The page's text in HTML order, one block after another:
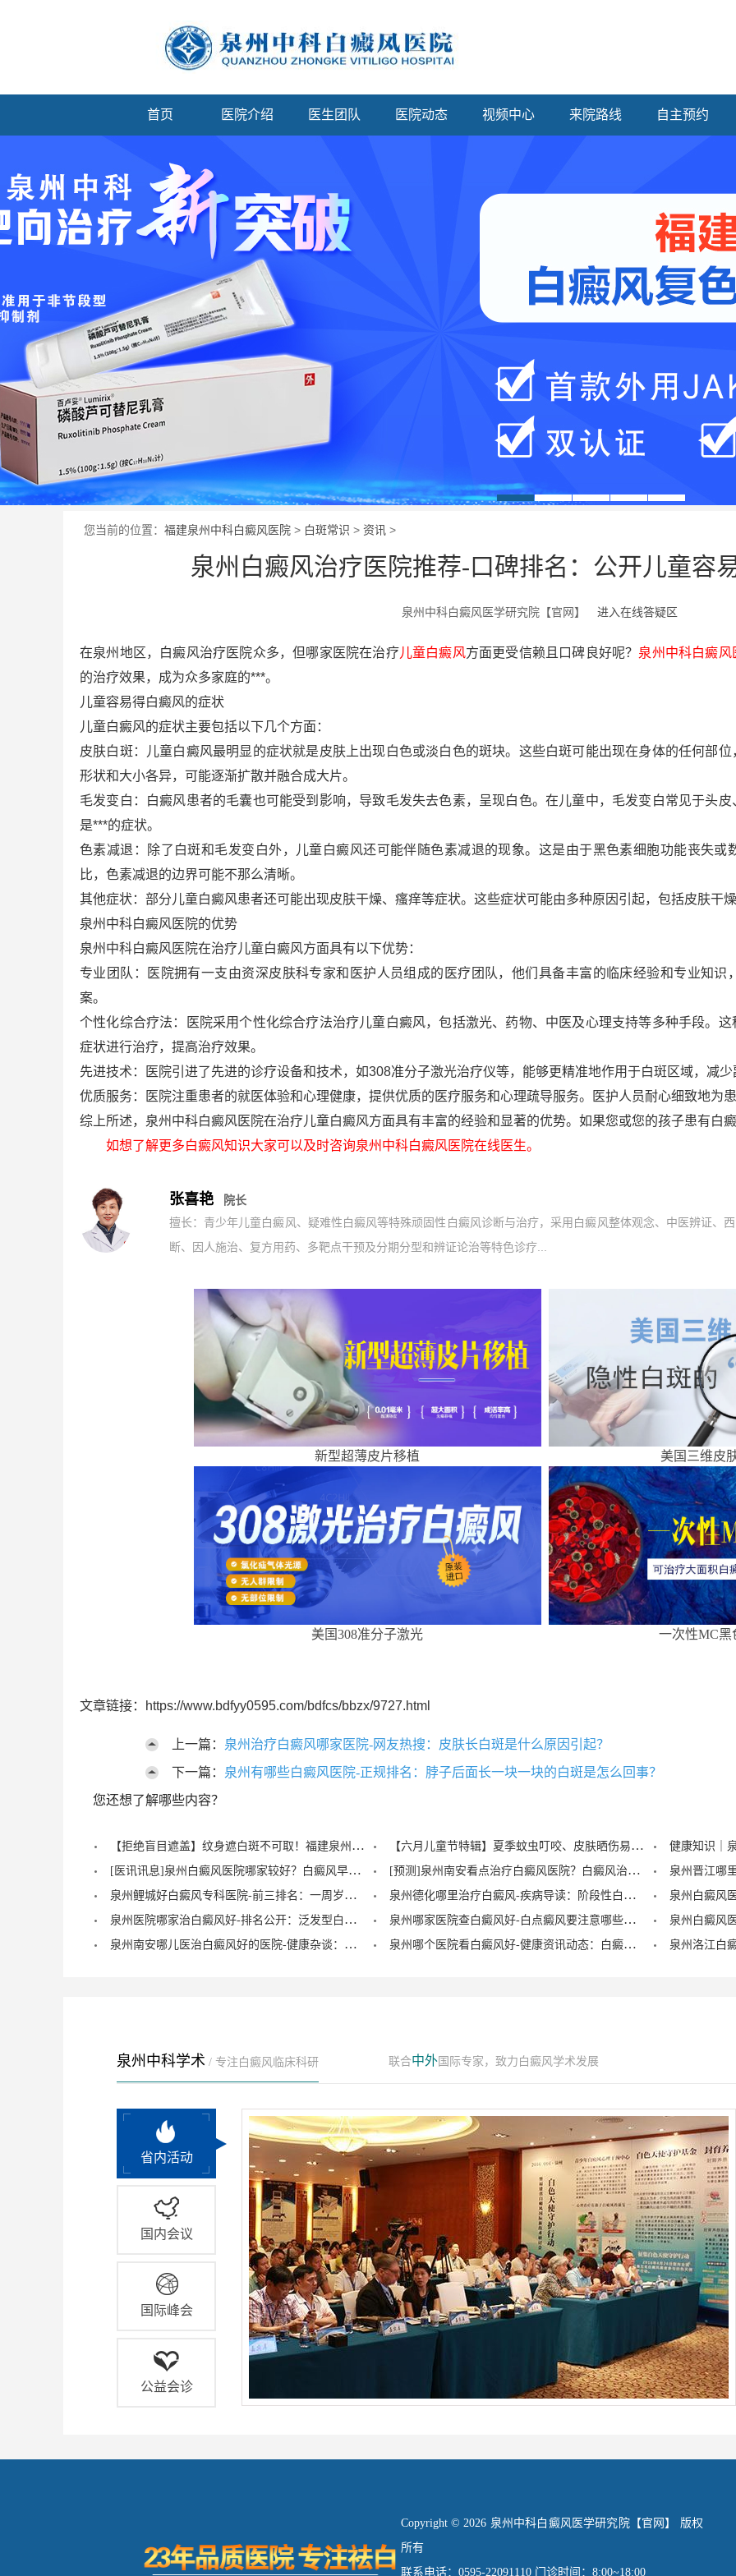
首页 医院介绍 医生团队 医院动态 视频中心 来院路线 自主预约
您当前的位置： 福建泉州中科白癜风医院 > 白斑常识 > 资讯 >
泉州白癜风治疗医院推荐-口碑排名：公开儿童容
泉州中科白癜风医学研究院【官网】 进入在线答疑区
在泉州地区，白癜风治疗医院众多，但哪家医院在治疗儿童白癜风方面更受信赖且口碑良好呢？ 泉州中科白癜风
的治疗效果，成为众多家庭的***。
儿童容易得白癜风的症状
儿童白癜风的症状主要包括以下几个方面：
皮肤白斑：儿童白癜风最明显的症状就是皮肤上出现白色或淡白色的斑块。这些白斑可能出现在身体的任何部
形状和大小各异，可能逐渐扩散并融合成大片。
毛发变白：白癜风患者的毛囊也可能受到影响，导致毛发失去色素，呈现白色。在儿童中，毛发变白常见于头
是***的症状。
色素减退：除了白斑和毛发变白外，儿童白癜风还可能伴随色素减退的现象。这是由于黑色素细胞功能丧失
比，色素减退的边界可能不那么清晰。
其他症状：部分儿童白癜风患者还可能出现皮肤干燥、瘙痒等症状。这些症状可能由多种原因引起，包括皮肤干
泉州中科白癜风医院的优势
泉州中科白癜风医院在治疗儿童白癜风方面具有以下优势：
专业团队：医院拥有一支由资深皮肤科专家和医护人员组成的医疗团队，他们具备丰富的临床经验和专业知
案。
个性化综合疗法：医院采用个性化综合疗法治疗儿童白癜风，包括激光、药物、中医及心理支持等多种手段。
症状进行治疗，提高治疗效果。
先进技术：医院引进了先进的诊疗设备和技术，如308准分子激光治疗仪等，能够更精准地作用于白斑区域，减
优质服务：医院注重患者的就医体验和心理健康，提供优质的医疗服务和心理疏导服务。医护人员耐心细致地为
综上所述，泉州中科白癜风医院在治疗儿童白癜风方面具有丰富的经验和显著的优势。如果您或您的孩子患有白
如想了解更多白癜风知识大家可以及时咨询泉州中科白癜风医院在线医生。
张喜艳
院长
擅长：青少年儿童白癜风、疑难性白癜风等特殊顽固性白癜风诊断与治疗，采用白癜风整体观念、中医辨证、
断、因人施治、复方用药、多靶点干预及分期分型和辨证论治等特色诊疗...
新型超薄皮片移植 美国三维皮
美国308准分子激光 一次性MC黑
文章链接：https://www.bdfyy0595.com/bdfcs/bbzx/9727.html
上一篇： 泉州治疗白癜风哪家医院-网友热搜：皮肤长白斑是什么原因引起？
下一篇： 泉州有哪些白癜风医院-正规排名：脖子后面长一块一块的白斑是怎么回事？
您还想了解哪些内容？
【拒绝盲目遮盖】纹身遮白斑不可取！福建泉州中科白癜风医院倡导科学诊疗，从根源唤醒黑色素
【六月儿童节特辑】夏季蚊虫叮咬、皮肤晒伤易成白斑“催化剂”，泉州中科：儿童白癜风暑期护理记住三个要点！
[医讯讯息]泉州白癜风医院哪家较好？白癜风早期症状能治愈？
[预测]泉州南安看点治疗白癜风医院？白癜风治疗后泛红是怎么回事？
泉州鲤城好白癜风专科医院-前三排名：一周岁宝宝有白癜风症状？
泉州德化哪里治疗白癜风-疾病导读：阶段性白癜风的症状？
泉州医院哪家治白癜风好-排名公开：泛发型白癜风怎么治疗才正确？
泉州哪家医院查白癜风好-白点癜风要注意哪些饮食禁忌？
泉州南安哪儿医治白癜风好的医院-健康杂谈：治疗儿童脚部白癜风要注重什么？
泉州哪个医院看白癜风好-健康资讯动态：白癜风的症状早期图片？
泉州中科学术 / 专注白癜风临床科研 联合中外国际专家，致力白癜风学术发展
省内活动
国内会议
国际峰会
公益会诊
Copyright © 2026 泉州中科白癜风医学研究院【官网】 版权
所有
联系电话：0595-22091110 门诊时间：8:00~18:00